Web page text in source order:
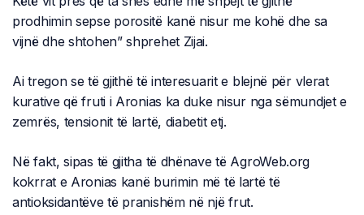
prodhimin sepse porositë kanë nisur me kohë dhe sa
vijnë dhe shtohen” shprehet Zijai.
Ai tregon se të gjithë të interesuarit e blejnë për vlerat
kurative që fruti i Aronias ka duke nisur nga sëmundjet e
zemrës, tensionit të lartë, diabetit etj.
Në fakt, sipas të gjitha të dhënave të AgroWeb.org
kokrrat e Aronias kanë burimin më të lartë të
antioksidantëve të pranishëm në një frut.